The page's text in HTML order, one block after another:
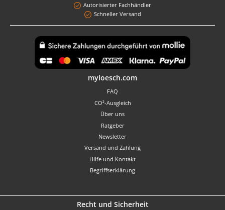
Autorisierter Fachhändler
Schneller Versand
myloesch.com
FAQ
CO²-Ausgleich
Über uns
Ratgeber
Newsletter
Versand und Zahlung
Hilfe und Kontakt
Begriffserklärung
Recht und Sicherheit